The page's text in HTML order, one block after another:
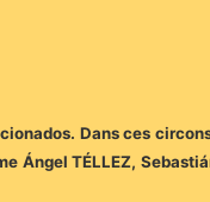
Dans ces
TÉLLEZ,